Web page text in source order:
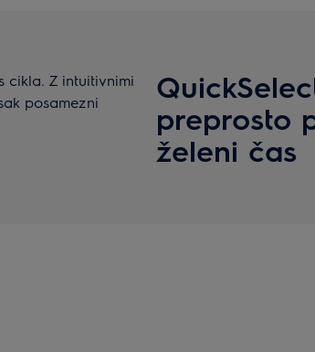
preprosto
želeni čas
cikla. Z intuitivnimi
posamezni